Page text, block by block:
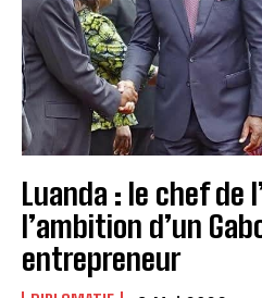
Luanda : le chef de
l’ambition d’un
entrepreneur